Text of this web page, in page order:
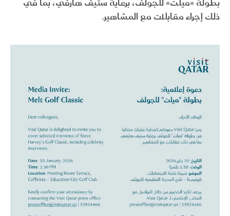
بطولة «ميلت» للجولف، برعاية ستيف هارفي، بما في
ذلك إجراء مقابلات مع المشاهير.